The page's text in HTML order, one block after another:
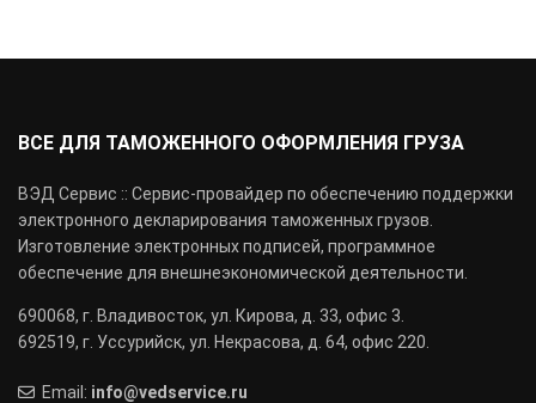
ВСЕ ДЛЯ ТАМОЖЕННОГО ОФОРМЛЕНИЯ ГРУЗА
ВЭД Сервис :: Сервис-провайдер по обеспечению поддержки
электронного декларирования таможенных грузов.
Изготовление электронных подписей, программное
обеспечение для внешнеэкономической деятельности.
690068, г. Владивосток, ул. Кирова, д. 33, офис 3.
692519, г. Уссурийск, ул. Некрасова, д. 64, офис 220.
Email: info@vedservice.ru